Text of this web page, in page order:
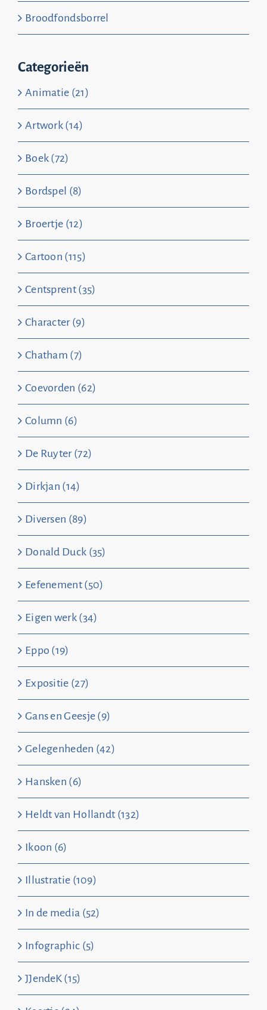
Broodfondsborrel
Categorieën
Animatie (21)
Artwork (14)
Boek (72)
Bordspel (8)
Broertje (12)
Cartoon (115)
Centsprent (35)
Character (9)
Chatham (7)
Coevorden (62)
Column (6)
De Ruyter (72)
Dirkjan (14)
Diversen (89)
Donald Duck (35)
Eefenement (50)
Eigen werk (34)
Eppo (19)
Expositie (27)
Gans en Geesje (9)
Gelegenheden (42)
Hansken (6)
Heldt van Hollandt (132)
Ikoon (6)
Illustratie (109)
In de media (52)
Infographic (5)
JJendeK (15)